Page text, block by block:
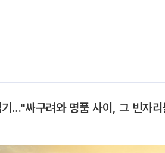
…"싸구려와 명품 사이, 그 빈자